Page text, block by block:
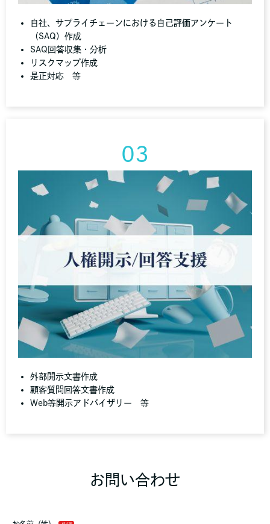
自社、サプライチェーンにおける自己評価アンケート
（SAQ）作成
SAQ回答収集・分析
リスクマップ作成
是正対応 等
03
外部開示文書作成
顧客質問回答文書作成
Web等開示アドバイザリー 等